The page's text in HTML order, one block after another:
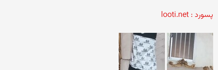
پسورد : looti.net